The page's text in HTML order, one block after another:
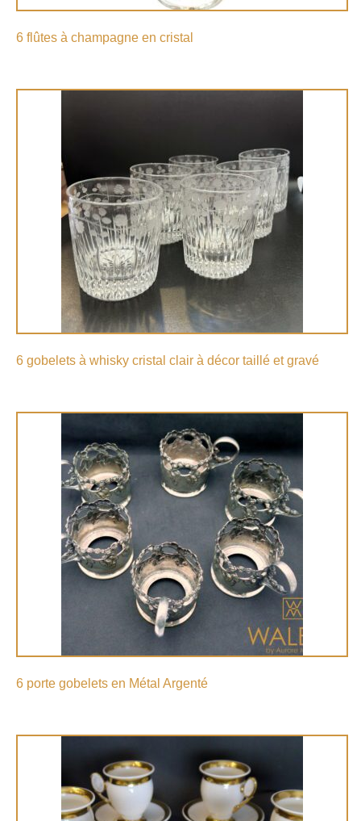
6 flûtes à champagne en cristal
6 gobelets à whisky cristal clair à décor taillé et gravé
6 porte gobelets en Métal Argenté